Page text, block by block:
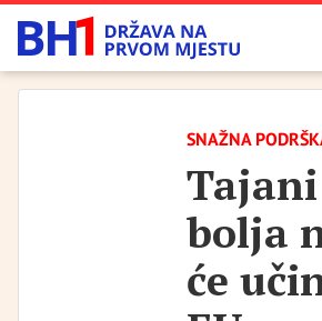
SNAŽNA
bolja
će